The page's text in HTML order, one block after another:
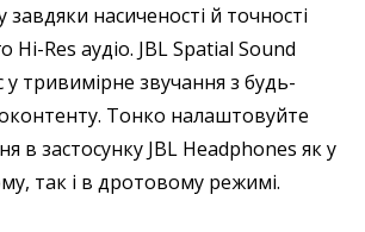
насиченості й точності
Hi-Res аудіо. JBL Spatial Sound
тривимірне звучання з будь-
Тонко налаштовуйте
в застосунку JBL Headphones як у
так і в дротовому режимі.